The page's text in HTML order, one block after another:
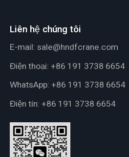
Liên hệ chúng tôi
E-mail: sale@hndfcrane.com
Điện thoại: +86 191 3738 6654
WhatsApp: +86 191 3738 6654
Điện tín: +86 191 3738 6654